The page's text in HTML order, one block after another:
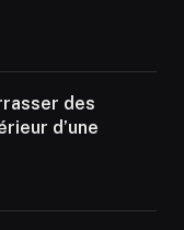
des
d’une